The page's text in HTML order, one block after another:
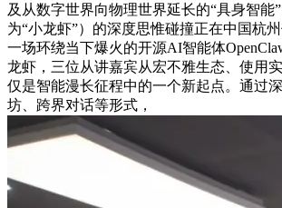
及从数字世界向物理世界延长的“具身智能
为“小龙虾”）的深度思惟碰撞正在中国杭州
一场环绕当下爆火的开源AI智能体
龙虾，三位从讲嘉宾从宏不雅生态、使用
仅是智能漫长征程中的一个新起点。通过
坊、跨界对话等形式，